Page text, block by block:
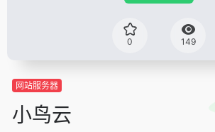
0 149
网站服务器
小鸟云